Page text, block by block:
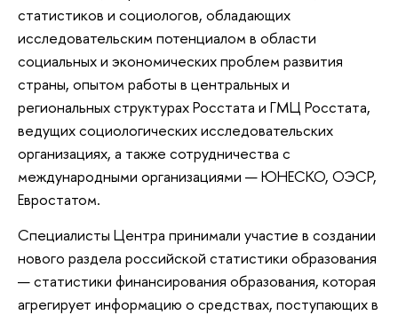
статистиков и социологов, обладающих
исследовательским потенциалом в области
социальных и экономических проблем развития
страны, опытом работы в центральных и
региональных структурах Росстата и ГМЦ Росстата,
ведущих социологических исследовательских
организациях, а также сотрудничества с
международными организациями — ЮНЕСКО, ОЭСР,
Евростатом.
Специалисты Центра принимали участие в создании
нового раздела российской статистики образования
— статистики финансирования образования, которая
агрегирует информацию о средствах, поступающих в